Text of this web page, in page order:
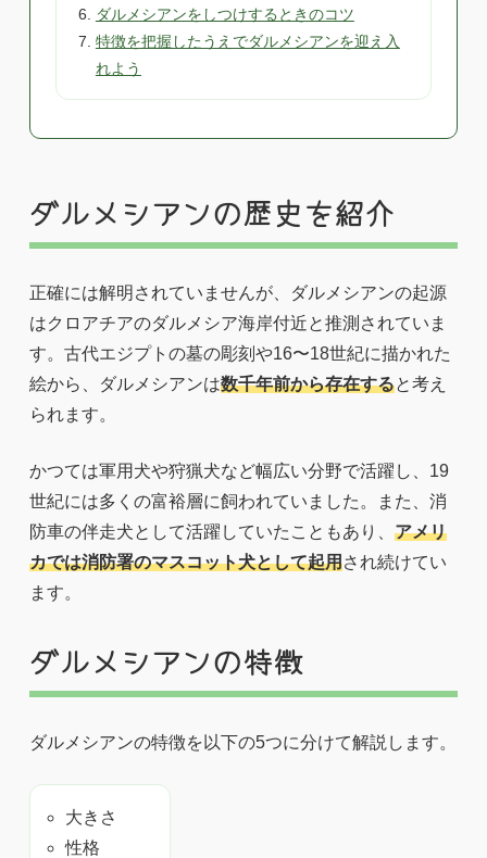
ダルメシアンをしつけするときのコツ
特徴を把握したうえでダルメシアンを迎え入
れよう
ダルメシアンの歴史を紹介
正確には解明されていませんが、ダルメシアンの起源
はクロアチアのダルメシア海岸付近と推測されていま
す。古代エジプトの墓の彫刻や16〜18世紀に描かれた
絵から、ダルメシアンは数千年前から存在すると考え
られます。
かつては軍用犬や狩猟犬など幅広い分野で活躍し、19
世紀には多くの富裕層に飼われていました。また、消
防車の伴走犬として活躍していたこともあり、 アメリ
カでは消防署のマスコット犬として起用され続けてい
ます。
ダルメシアンの特徴
ダルメシアンの特徴を以下の5つに分けて解説します。
大きさ
性格